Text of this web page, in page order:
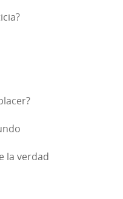
la verdad